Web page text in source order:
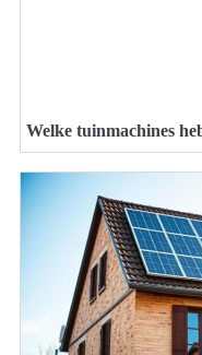
Welke tuinmachines